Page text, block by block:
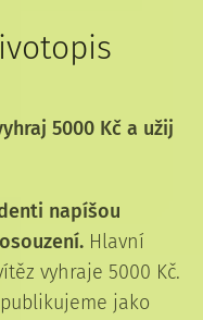
5000 Kč a užij
napíšou
Hlavní
vyhraje 5000 Kč.
jako